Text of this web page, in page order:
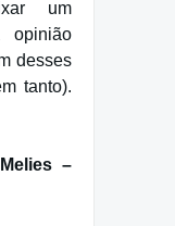
um
opinião
desses
tanto).
–